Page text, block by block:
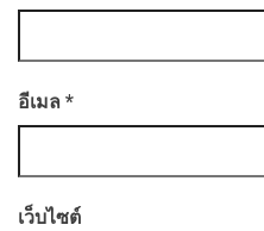
อีเมล *
เว็บไซต์